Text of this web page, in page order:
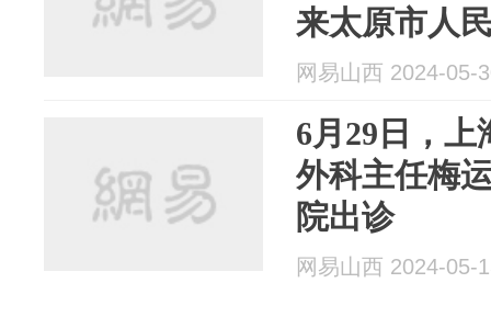
来太原市人
网易山西 2024-05-
6月29日，
外科主任梅
院出诊
网易山西 2024-05-